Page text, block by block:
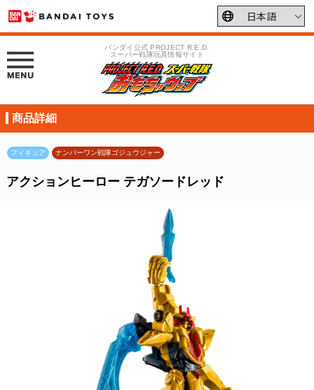
バンダイ公式 PROJECT R.E.D.
スーパー戦隊玩具情報サイト
商品詳細
フィギュア ナンバーワン戦隊ゴジュウジャー
アクションヒーロー テガソードレッド